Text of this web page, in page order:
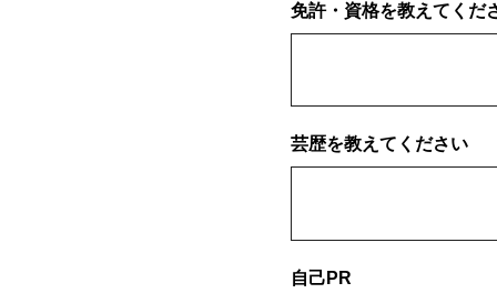
免許・資格を教えてくだ
芸歴を教えてください
自己PR